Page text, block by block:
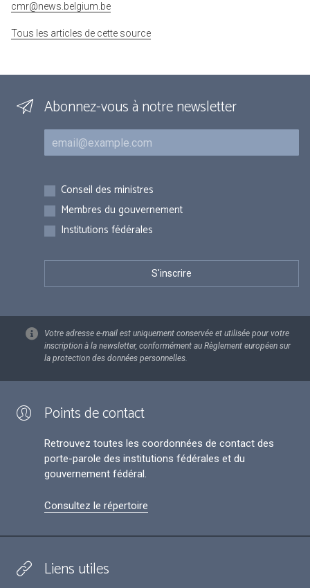
cmr@news.belgium.be
Tous les articles de cette source
Abonnez-vous à notre newsletter
Courriel
Inscriptions
Conseil des ministres
Membres du gouvernement
Institutions fédérales
Votre adresse e-mail est uniquement conservée et utilisée pour votre
inscription à la newsletter, conformément au Règlement européen sur
la protection des données personnelles.
Points de contact
Retrouvez toutes les coordonnées de contact des
porte-parole des institutions fédérales et du
gouvernement fédéral.
Consultez le répertoire
Liens utiles